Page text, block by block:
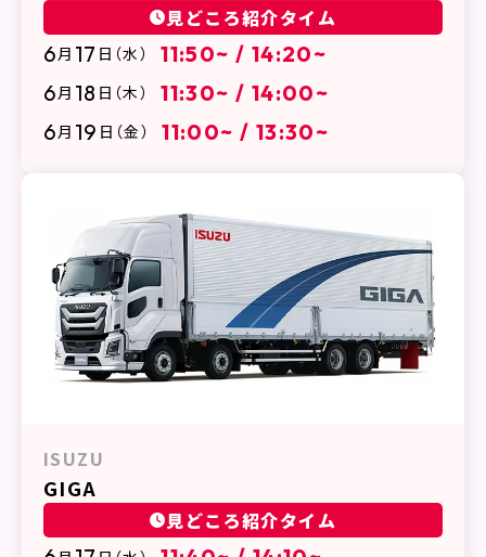
見どころ紹介タイム
6月 17 日（水）
11:50~ / 14:20~
6月 18 日（木）
11:30~ / 14:00~
6月 19 日（金） 11:00~ / 13:30~
ISUZU
GIGA
見どころ紹介タイム